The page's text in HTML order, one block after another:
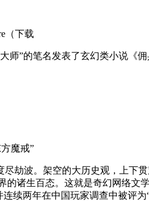
（下载
师”的笔名发表了玄幻类小说《
魔戒”
劫波。架空的大历史观，上下
的诸生百态。这就是奇幻网络
续两年在中国玩家调查中被评为